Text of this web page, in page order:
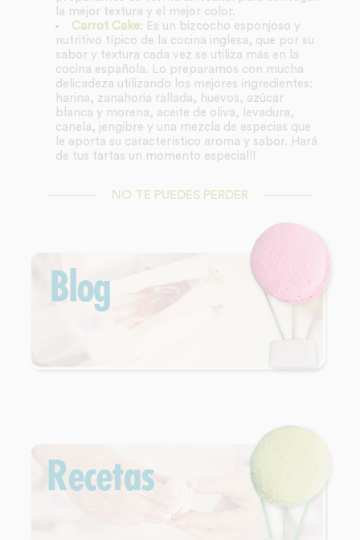
la mejor textura y el mejor color.
Carrot Cake: Es un bizcocho esponjoso y
nutritivo típico de la cocina inglesa, que por su
sabor y textura cada vez se utiliza más en la
cocina española. Lo preparamos con mucha
delicadeza utilizando los mejores ingredientes:
harina, zanahoria rallada, huevos, azúcar
blanca y morena, aceite de oliva, levadura,
canela, jengibre y una mezcla de especias que
le aporta su característico aroma y sabor. Hará
de tus tartas un momento especial!!
NO TE PUEDES PERDER